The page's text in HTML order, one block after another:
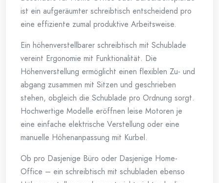
ist ein aufgeräumter schreibtisch entscheidend pro
eine effiziente zumal produktive Arbeitsweise.
Ein höhenverstellbarer schreibtisch mit Schublade
vereint Ergonomie mit Funktionalität. Die
Höhenverstellung ermöglicht einen flexiblen Zu- und
abgang zusammen mit Sitzen und geschrieben
stehen, obgleich die Schublade pro Ordnung sorgt.
Hochwertige Modelle eröffnen leise Motoren je
eine einfache elektrische Verstellung oder eine
manuelle Höhenanpassung mit Kurbel.
Ob pro Dasjenige Büro oder Dasjenige Home-
Office – ein schreibtisch mit schubladen ebenso